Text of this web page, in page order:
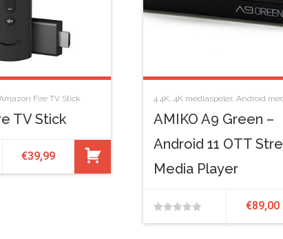
Fire TV Stick
TV Stick
€39,99
4 4K, 4K mediaspeler, Android
AMIKO A9 Green –
Android 11 OTT
Media Player
€89,00